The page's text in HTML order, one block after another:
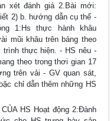
xét đánh giá 2.Bài mới:
2) b. hướng dẫn cụ thể -
1:Hs thực hành khâu
mũi khâu trên bảng theo
thực hiện. - HS nêu -
theo trong thơi gian 17
trên vải - GV quan sát,
chỉ dẫn thêm những HS
HS Hoạt động 2:Đành